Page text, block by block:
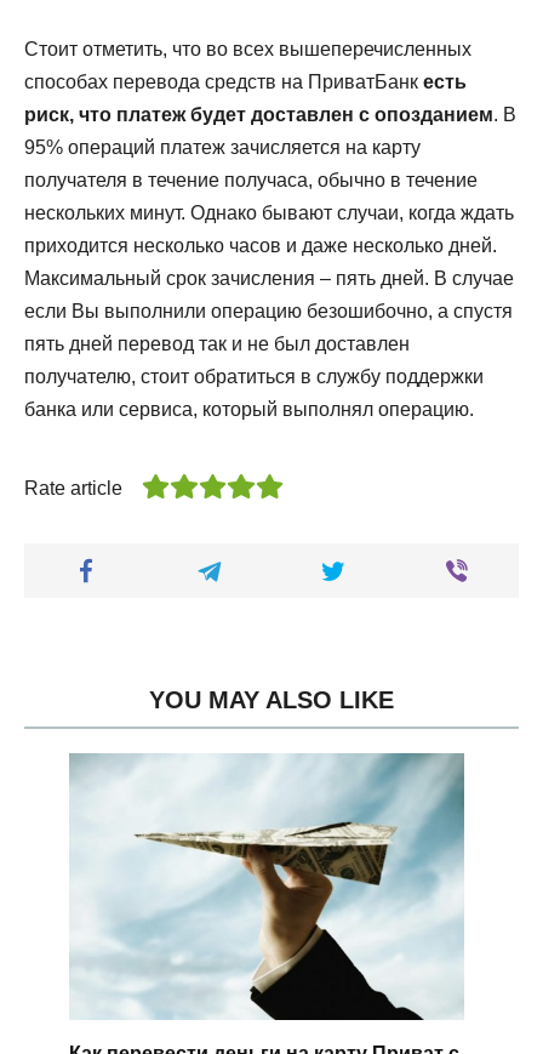
Стоит отметить, что во всех вышеперечисленных
способах перевода средств на ПриватБанк есть
риск, что платеж будет доставлен с опозданием. В
95% операций платеж зачисляется на карту
получателя в течение получаса, обычно в течение
нескольких минут. Однако бывают случаи, когда ждать
приходится несколько часов и даже несколько дней.
Максимальный срок зачисления – пять дней. В случае
если Вы выполнили операцию безошибочно, а спустя
пять дней перевод так и не был доставлен
получателю, стоит обратиться в службу поддержки
банка или сервиса, который выполнял операцию.
Rate article
YOU MAY ALSO LIKE